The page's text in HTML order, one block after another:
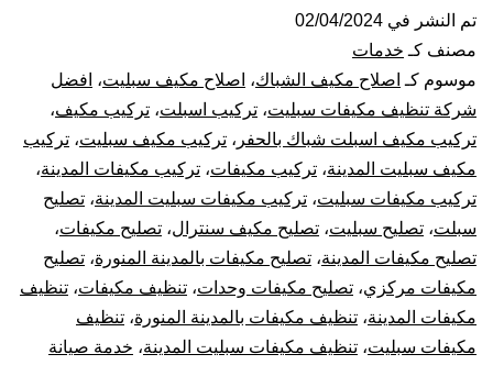
تنظيف
مكيفات
بالمدينة
تم النشر في 02/04/2024
مصنف كـ خدمات
موسوم كـ اصلاح مكيف الشباك، اصلاح مكيف سبليت، افضل
شركة تنظيف مكيفات سبليت، تركيب اسبلت، تركيب مكيف،
تركيب مكيف اسبلت شباك بالحفر ، تركيب مكيف سبليت، تركيب
مكيف سبليت المدينة، تركيب مكيفات، تركيب مكيفات المدينة،
تركيب مكيفات سبليت، تركيب مكيفات سبليت المدينة، تصليح
سبلت، تصليح سبليت، تصليح مكيف سنترال، تصليح مكيفات،
تصليح مكيفات المدينة، تصليح مكيفات بالمدينة المنورة، تصليح
مكيفات مركزي، تصليح مكيفات وحدات، تنظيف مكيفات، تنظيف
مكيفات المدينة، تنظيف مكيفات بالمدينة المنورة، تنظيف
مكيفات سبليت، تنظيف مكيفات سبليت المدينة، خدمة صيانة